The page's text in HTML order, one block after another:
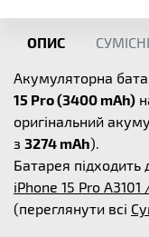
ОПИС
Акумуляторна
15 Pro (3400 mAh)
оригінальний
з 3274 mAh).
Батарея підходить
iPhone 15 Pro
(переглянути всі